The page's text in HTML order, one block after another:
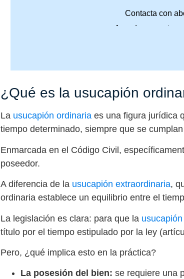
Contacta con
Accede a nuestra
¿Qué es la usucapión
La usucapión ordinaria es una figura jurídica
tiempo determinado, siempre que se
Enmarcada en el Código Civil,
poseedor.
A diferencia de la usucapión extraordinaria,
ordinaria establece un equilibrio entre el
La legislación es clara: para que la
título por el tiempo estipulado por la ley
Pero, ¿qué implica esto en la práctica?
La posesión del bien: se requiere una